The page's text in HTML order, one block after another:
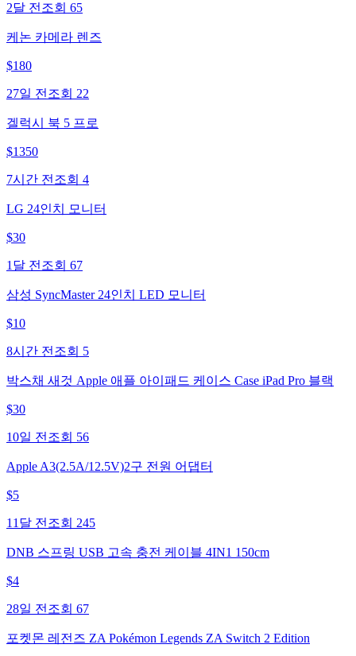
2달 전 조회 65
케논 카메라 렌즈
$180
27일 전 조회 22
겔럭시 북 5 프로
$1350
7시간 전 조회 4
LG 24인치 모니터
$30
1달 전 조회 67
삼성 SyncMaster 24인치 LED 모니터
$10
8시간 전 조회 5
박스채 새것 Apple 애플 아이패드 케이스 Case iPad Pro 블랙
$30
10일 전 조회 56
Apple A3(2.5A/12.5V)2구 전원 어댑터
$5
11달 전 조회 245
DNB 스프링 USB 고속 충전 케이블 4IN1 150cm
$4
28일 전 조회 67
포켓몬 레전즈 ZA Pokémon Legends ZA Switch 2 Edition